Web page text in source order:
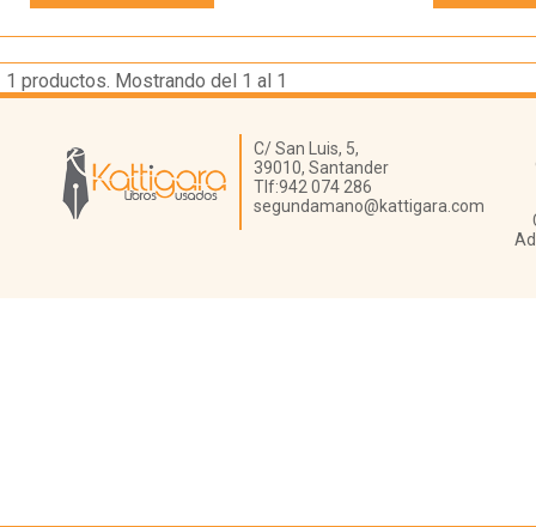
1 productos. Mostrando del 1 al 1
Librería Kattigara
C/ San Luis, 5,
39010, Santander
Tlf:942 074 286
segundamano@kattigara.com